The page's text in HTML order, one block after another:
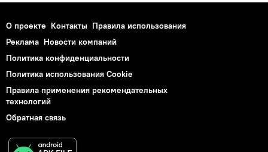
О проекте Контакты Правила использования
Реклама Новости компаний
Политика конфиденциальности
Политика использования Cookie
Правила применения рекомендательных
технологий
Обратная связь